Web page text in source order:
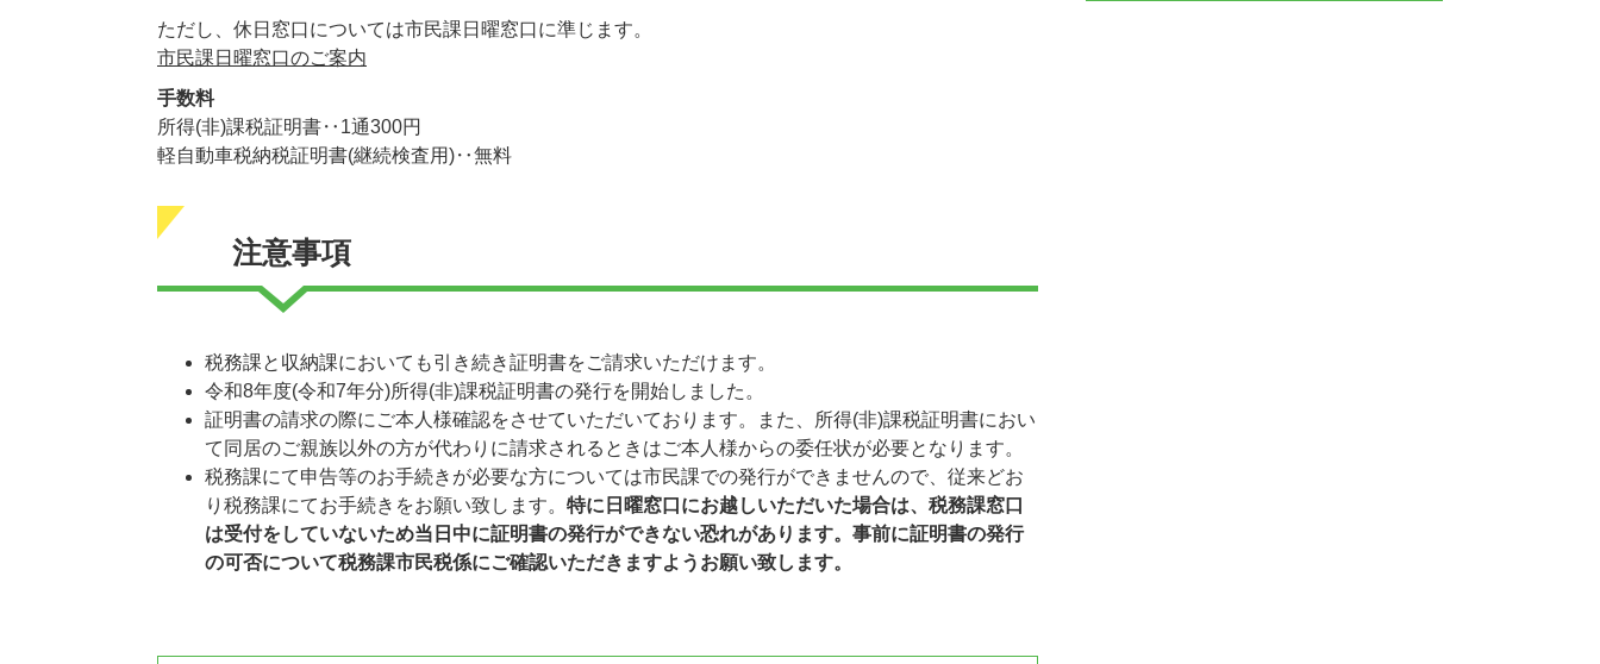
ただし、休日窓口については市民課日曜窓口に準じます。
市民課日曜窓口のご案内
手数料
所得(非)課税証明書‥1通300円
軽自動車税納税証明書(継続検査用)‥無料
注意事項
税務課と収納課においても引き続き証明書をご請求いただけます。
令和8年度(令和7年分)所得(非)課税証明書の発行を開始しました。
証明書の請求の際にご本人様確認をさせていただいております。また、所得(非)課税証明書におい
て同居のご親族以外の方が代わりに請求されるときはご本人様からの委任状が必要となります。
税務課にて申告等のお手続きが必要な方については市民課での発行ができませんので、従来どお
り税務課にてお手続きをお願い致します。 特に日曜窓口にお越しいただいた場合は、税務課窓口
は受付をしていないため当日中に証明書の発行ができない恐れがあります。事前に証明書の発行
の可否について税務課市民税係にご確認いただきますようお願い致します。